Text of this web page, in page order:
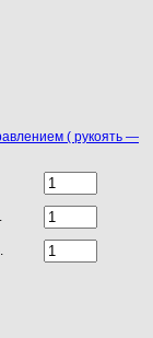
( рукоять —